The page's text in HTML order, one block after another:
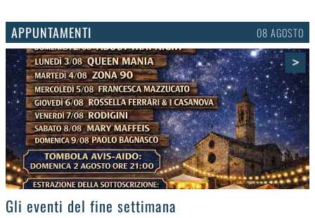
APPUNTAMENTI 06 AGOSTO
>
Gli appuntamenti fino a sabato